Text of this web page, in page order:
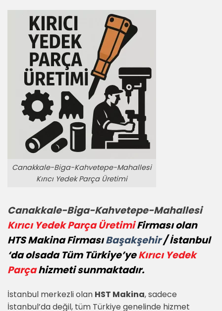
Canakkale-Biga-Kahvetepe-Mahallesi
Kırıcı Yedek Parça Üretimi
Canakkale-Biga-Kahvetepe-Mahallesi
Kırıcı Yedek Parça ÜretimiFirması olan
HTS Makina FirmasıBaşakşehir/ İstanbul
‘da olsada Tüm Türkiye’yeKırıcı Yedek
Parçahizmeti sunmaktadır.
İstanbul merkezli olan HST Makina, sadece
İstanbul’da değil, tüm Türkiye genelinde hizmet